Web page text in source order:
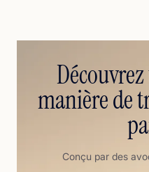
manière de
Conçu par des